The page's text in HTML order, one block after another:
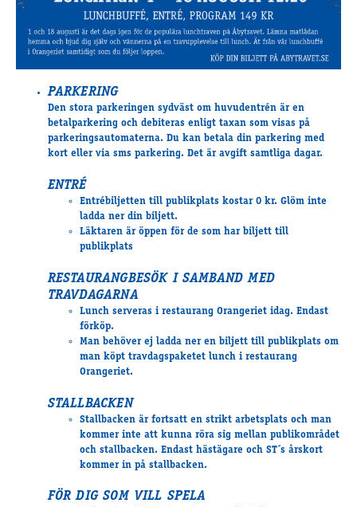
Exponering & värdskap
Aktiviteter
Hört och hänt
Tävlingsserier
Träning och provlopp
Månadens hästägare 2026
Månadens B-tränare 2026
Euro Classic Trot
Åby Stora Pris 2026
Supertorsdag för företag
Ponnytravtävlingar
Ridsport
Licenskurser
PARKERING
Den stora parkeringen sydväst om huvudentrén är en
betalparkering och debiteras enligt taxan som visas på
parkeringsautomaterna. Du kan betala din parkering med
kort eller via sms parkering. Det är avgift samtliga dagar.
ENTRÉ
Entrébiljetten till publikplats kostar 0 kr. Glöm inte
ladda ner din biljett.
Läktaren är öppen för de som har biljett till
publikplats
RESTAURANGBESÖK I SAMBAND MED
TRAVDAGARNA
Lunch serveras i restaurang Orangeriet idag. Endast
förköp.
Man behöver ej ladda ner en biljett till publikplats om
man köpt travdagspaketet lunch i restaurang
Orangeriet.
STALLBACKEN
Stallbacken är fortsatt en strikt arbetsplats och man
kommer inte att kunna röra sigmellan publikområdet
och stallbacken. Endast hästägare och ST´s årskort
kommer in på stallbacken.
FÖR DIG SOM VILL SPELA